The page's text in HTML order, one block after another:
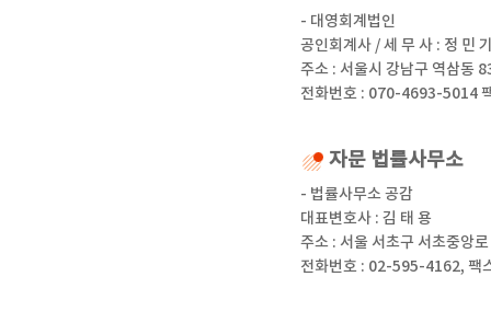
- 대영회계법인
공인회계사 / 세 무 사 : 정 민
주소 : 서울시 강남구 역삼동
전화번호 : 070-4693-5014
자문 법률사무소
- 법률사무소 공감
대표변호사 : 김 태 용
주소 : 서울 서초구 서초중앙
전화번호 : 02-595-4162, 팩